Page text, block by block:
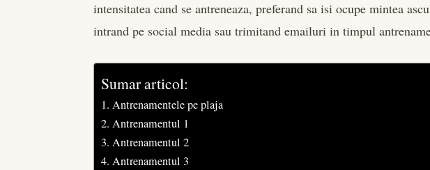
intensitatea cand se antreneaza, preferand sa isi ocupe mintea
intrand pe social media sau trimitand emailuri in timpul
Sumar articol:
Antrenamentele pe plaja
Antrenamentul 1
Antrenamentul 2
Antrenamentul 3